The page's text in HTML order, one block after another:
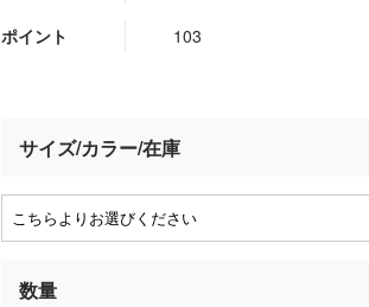
ポイント 103
サイズ/カラー/在庫